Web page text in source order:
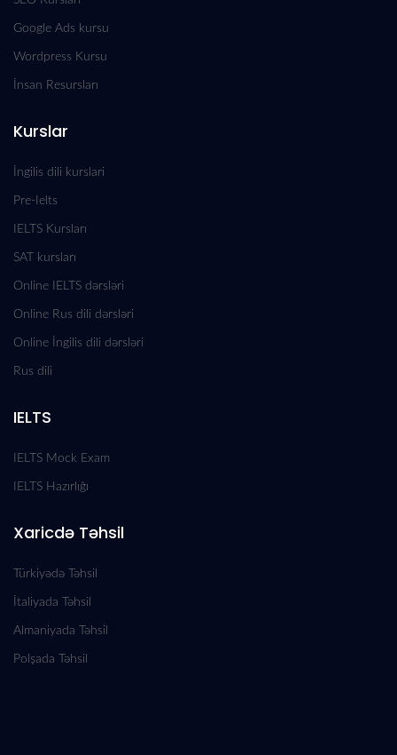
Google Ads kursu
Wordpress Kursu
İnsan Resursları
Kurslar
İngilis dili kurslari
Pre-Ielts
IELTS Kursları
SAT kursları
Online IELTS dərsləri
Online Rus dili dərsləri
Online İngilis dili dərsləri
Rus dili
IELTS
IELTS Mock Exam
IELTS Hazırlığı
Xaricdə Təhsil
Türkiyədə Təhsil
İtaliyada Təhsil
Almaniyada Təhsil
Polşada Təhsil